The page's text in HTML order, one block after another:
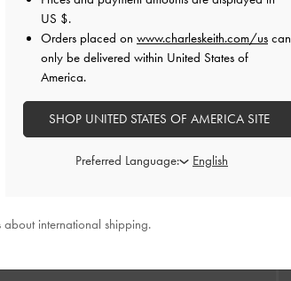
US $.
Orders placed on www.charleskeith.com/us can
only be delivered within United States of
America.
SHOP UNITED STATES OF AMERICA SITE
Preferred Language:
international shipping.